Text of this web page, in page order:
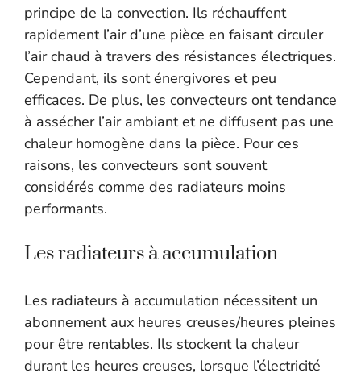
principe de la convection. Ils réchauffent
rapidement l’air d’une pièce en faisant circuler
l’air chaud à travers des résistances électriques.
Cependant, ils sont énergivores et peu
efficaces. De plus, les convecteurs ont tendance
à assécher l’air ambiant et ne diffusent pas une
chaleur homogène dans la pièce. Pour ces
raisons, les convecteurs sont souvent
considérés comme des radiateurs moins
performants.
Les radiateurs à accumulation
Les radiateurs à accumulation nécessitent un
abonnement aux heures creuses/heures pleines
pour être rentables. Ils stockent la chaleur
durant les heures creuses, lorsque l’électricité